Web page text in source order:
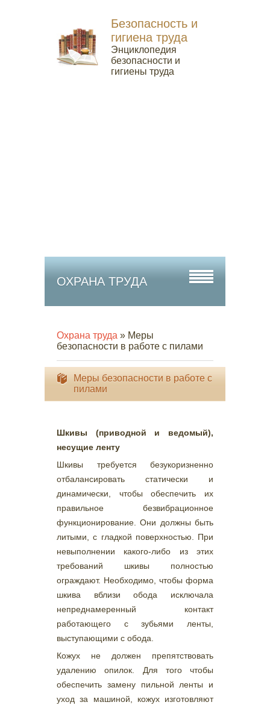
Безопасность и
гигиена труда
Энциклопедия
безопасности и
гигиены труда
ОХРАНА ТРУДА
Охрана труда » Меры
безопасности в работе с пилами
Меры безопасности в работе с
пилами
Шкивы (приводной и ведомый),
несущие ленту
Шкивы требуется безукоризненно
отбалансировать статически и
динамически, чтобы обеспечить их
правильное безвибрационное
функционирование. Они должны быть
литыми, с гладкой поверхностью. При
невыполнении какого-либо из этих
требований шкивы полностью
ограждают. Необходимо, чтобы форма
шкива вблизи обода исключала
непреднамеренный контакт
работающего с зубьями ленты,
выступающими с обода.
Кожух не должен препятствовать
удалению опилок. Для того чтобы
обеспечить замену пильной ленты и
уход за машиной, кожух изготовляют